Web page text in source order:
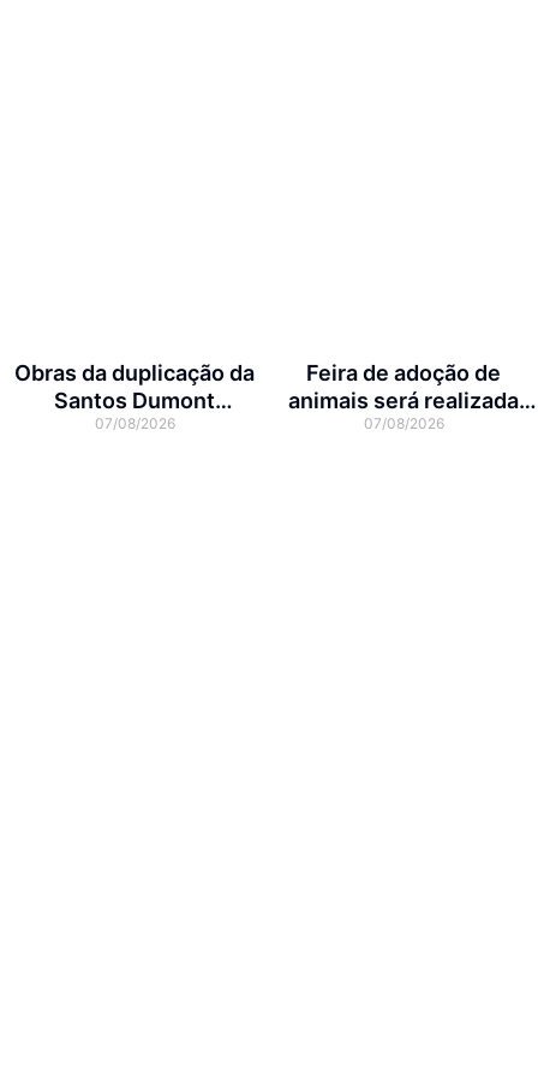
Obras da duplicação da
Santos Dumont
interditam cruzamento
07/08/2026
Feira de adoção de
animais será realizada
neste domingo na Arena
07/08/2026